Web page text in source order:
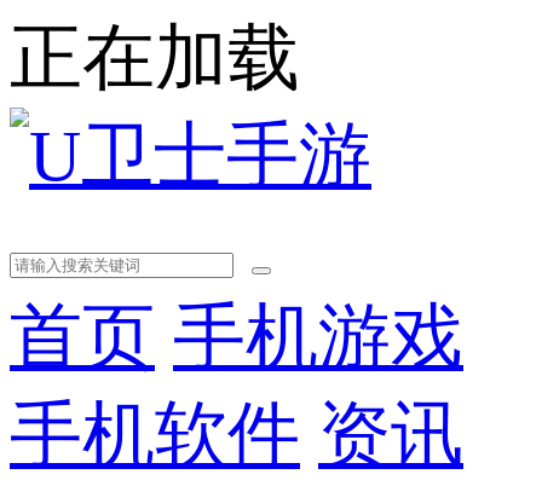
正在加载
首页 手机游戏
手机软件 资讯